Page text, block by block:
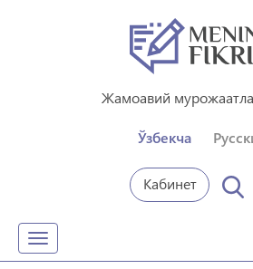
Жамоавий
Ўзбекча
Кабинет
Toggle
navigation